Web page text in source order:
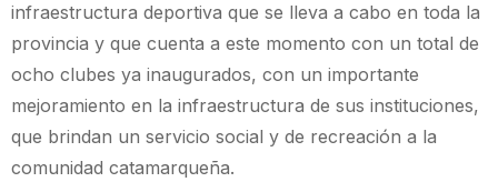
infraestructura deportiva que se lleva a cabo en toda la
provincia y que cuenta a este momento con un total de
ocho clubes ya inaugurados, con un importante
mejoramiento en la infraestructura de sus instituciones,
que brindan un servicio social y de recreación a la
comunidad catamarqueña.